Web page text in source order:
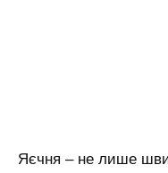
Яєчня – не лише